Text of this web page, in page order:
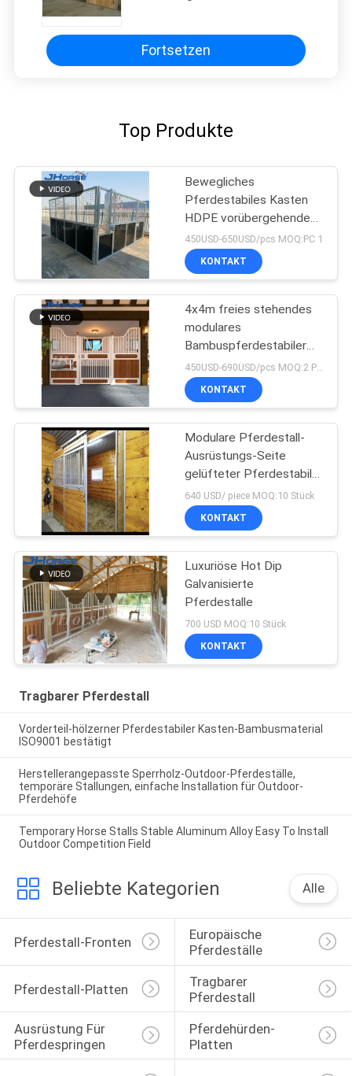
Fortsetzen
Top Produkte
Bewegliches
Pferdestabiles Kasten
HDPE vorübergehendes
Plastikeinfaches, mit
Dach zu installieren
450USD-650USD/pcs MOQ:PC 1
KONTAKT
4x4m freies stehendes
modulares
Bambuspferdestabiler
Kasten fabrizierte vor
450USD-690USD/pcs MOQ:2 PCS
KONTAKT
Modulare Pferdestall-
Ausrüstungs-Seite
gelüfteter Pferdestabiler
Kasten mit langlebiger
Schiebetür
640 USD/ piece MOQ:10 Stück
KONTAKT
Luxuriöse Hot Dip
Galvanisierte
Pferdestalle
700 USD MOQ:10 Stück
KONTAKT
Tragbarer Pferdestall
Vorderteil-hölzerner Pferdestabiler Kasten-Bambusmaterial
ISO9001 bestätigt
Herstellerangepasste Sperrholz-Outdoor-Pferdeställe,
temporäre Stallungen, einfache Installation für Outdoor-
Pferdehöfe
Temporary Horse Stalls Stable Aluminum Alloy Easy To Install
Outdoor Competition Field
Beliebte Kategorien Alle
Pferdestall-Fronten
Europäische
Pferdeställe
Pferdestall-Platten
Tragbarer
Pferdestall
Ausrüstung Für
Pferdespringen
Pferdehürden-
Platten